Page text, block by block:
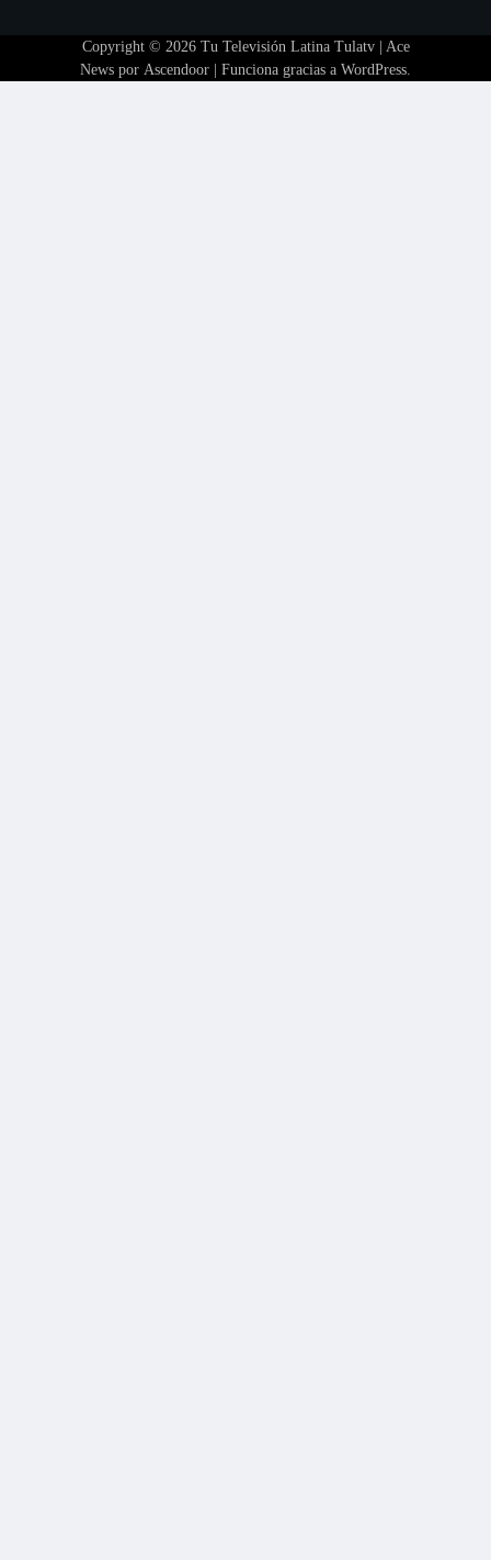
Copyright © 2026 Tu Televisión Latina Tulatv| Ace
News por Ascendoor | Funciona gracias a WordPress